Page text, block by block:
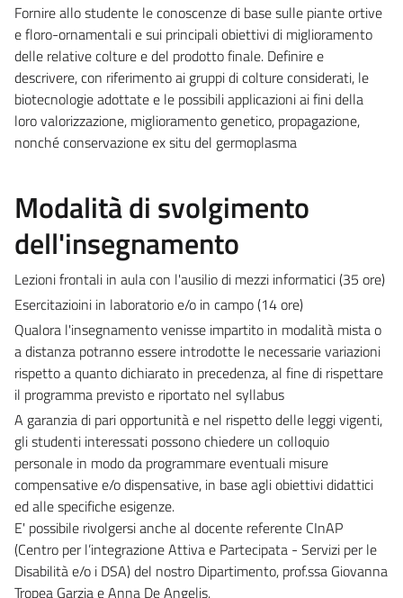
Fornire allo studente le conoscenze di base sulle piante ortive
e floro-ornamentali e sui principali obiettivi di miglioramento
delle relative colture e del prodotto finale. Definire e
descrivere, con riferimento ai gruppi di colture considerati, le
biotecnologie adottate e le possibili applicazioni ai fini della
loro valorizzazione, miglioramento genetico, propagazione,
nonché conservazione ex situ del germoplasma
Modalità di svolgimento
dell'insegnamento
Lezioni frontali in aula con l'ausilio di mezzi informatici (35 ore)
Esercitazioini in laboratorio e/o in campo (14 ore)
Qualora l'insegnamento venisse impartito in modalità mista o
a distanza potranno essere introdotte le necessarie variazioni
rispetto a quanto dichiarato in precedenza, al fine di rispettare
il programma previsto e riportato nel syllabus
A garanzia di pari opportunità e nel rispetto delle leggi vigenti,
gli studenti interessati possono chiedere un colloquio
personale in modo da programmare eventuali misure
compensative e/o dispensative, in base agli obiettivi didattici
ed alle specifiche esigenze.
E' possibile rivolgersi anche al docente referente CInAP
(Centro per l’integrazione Attiva e Partecipata - Servizi per le
Disabilità e/o i DSA) del nostro Dipartimento, prof.ssa Giovanna
Tropea Garzia e Anna De Angelis.